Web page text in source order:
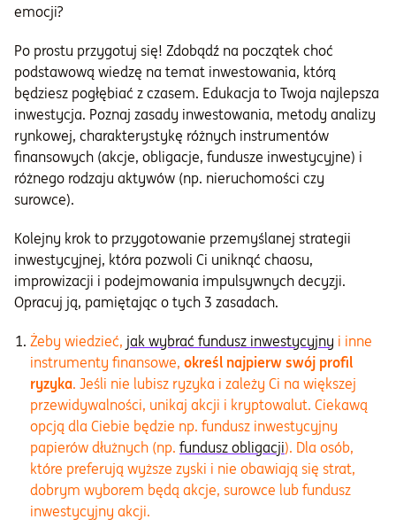
emocji?
Po prostu przygotuj się! Zdobądź na początek choć
podstawową wiedzę na temat inwestowania, którą
będziesz pogłębiać z czasem. Edukacja to Twoja najlepsza
inwestycja. Poznaj zasady inwestowania, metody analizy
rynkowej, charakterystykę różnych instrumentów
finansowych (akcje, obligacje, fundusze inwestycyjne) i
różnego rodzaju aktywów (np. nieruchomości czy
surowce).
Kolejny krok to przygotowanie przemyślanej strategii
inwestycyjnej, która pozwoli Ci uniknąć chaosu,
improwizacji i podejmowania impulsywnych decyzji.
Opracuj ją, pamiętając o tych 3 zasadach.
Żeby wiedzieć, jak wybrać fundusz inwestycyjny i inne
instrumenty finansowe, określ najpierw swój profil
ryzyka. Jeśli nie lubisz ryzyka i zależy Ci na większej
przewidywalności, unikaj akcji i kryptowalut. Ciekawą
opcją dla Ciebie będzie np. fundusz inwestycyjny
papierów dłużnych (np. fundusz obligacji). Dla osób,
które preferują wyższe zyski i nie obawiają się strat,
dobrym wyborem będą akcje, surowce lub fundusz
inwestycyjny akcji.